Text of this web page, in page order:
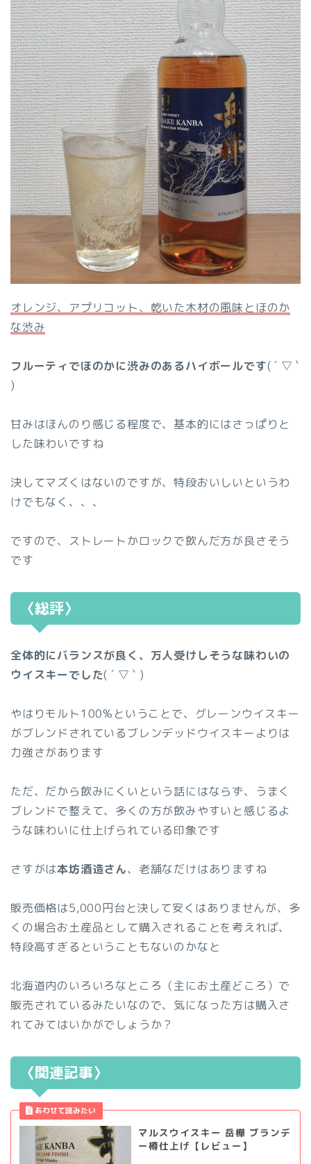
オレンジ、アプリコット、乾いた木材の風味とほのか
な渋み
フルーティでほのかに渋みのあるハイボールです( ´ ▽ `
)
甘みはほんのり感じる程度で、基本的にはさっぱりと
した味わいですね
決してマズくはないのですが、特段おいしいというわ
けでもなく、、、
ですので、ストレートかロックで飲んだ方が良さそう
です
〈総評〉
全体的にバランスが良く、万人受けしそうな味わいの
ウイスキーでした( ´ ▽ ` )
やはりモルト100%ということで、グレーンウイスキー
がブレンドされているブレンデッドウイスキーよりは
力強さがあります
ただ、だから飲みにくいという話にはならず、うまく
ブレンドで整えて、多くの方が飲みやすいと感じるよ
うな味わいに仕上げられている印象です
さすがは本坊酒造さん、老舗なだけはありますね
販売価格は5,000円台と決して安くはありませんが、多
くの場合お土産品として購入されることを考えれば、
特段高すぎるということもないのかなと
北海道内のいろいろなところ（主にお土産どころ）で
販売されているみたいなので、気になった方は購入さ
れてみてはいかがでしょうか？
〈関連記事〉
マルスウイスキー 岳樺 ブランデ
ー樽仕上げ【レビュー】